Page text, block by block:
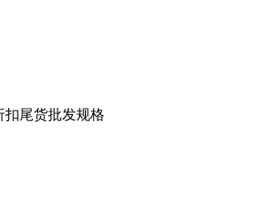
尾货批发规格